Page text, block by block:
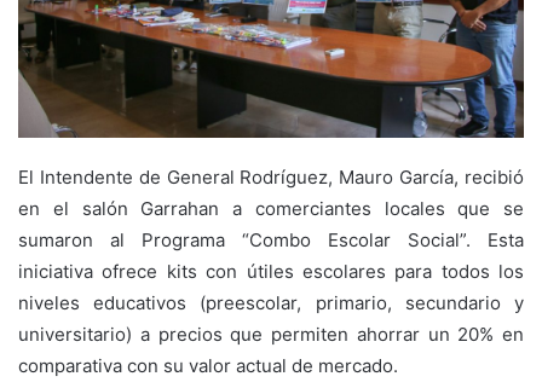
El Intendente de General Rodríguez, Mauro García, recibió
en el salón Garrahan a comerciantes locales que se
sumaron al Programa “Combo Escolar Social”. Esta
iniciativa ofrece kits con útiles escolares para todos los
niveles educativos (preescolar, primario, secundario y
universitario) a precios que permiten ahorrar un 20% en
comparativa con su valor actual de mercado.